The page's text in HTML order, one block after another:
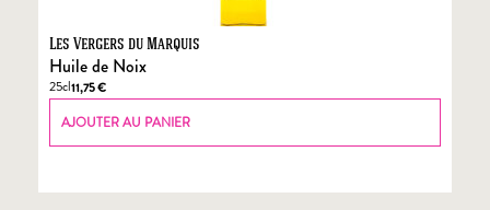
Les Vergers du Marquis
Huile de Noix
25cl11,75€
AJOUTER AU PANIER